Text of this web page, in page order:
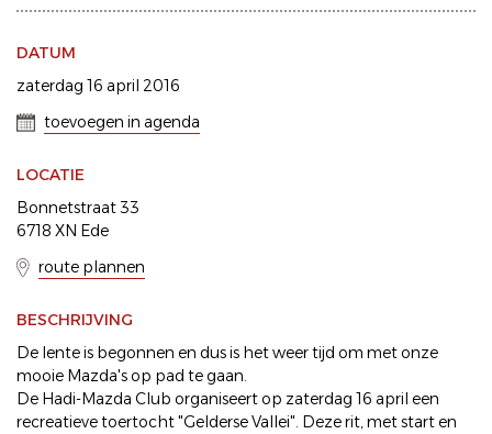
DATUM
zaterdag 16 april 2016
toevoegen in agenda
LOCATIE
Bonnetstraat 33
6718 XN Ede
route plannen
BESCHRIJVING
De lente is begonnen en dus is het weer tijd om met onze
mooie Mazda's op pad te gaan.
De Hadi-Mazda Club organiseert op zaterdag 16 april een
recreatieve toertocht "Gelderse Vallei". Deze rit, met start en